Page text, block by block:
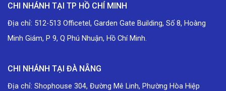
CHI NHÁNH TẠI TP HỒ CHÍ MINH
Địa chỉ: 512-513 Officetel, Garden Gate Building, Số 8, Hoàng
Minh Giám, P 9, Q Phú Nhuận, Hồ Chí Minh.
CHI NHÁNH TẠI ĐÀ NẴNG
Địa chỉ: Shophouse 304, Đường Mê Linh, Phường Hòa Hiệp